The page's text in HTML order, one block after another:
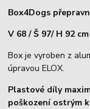
Box4Dogs
V 68 / Š 97/ H 92 cm
Box je vyroben z
úpravou ELOX.
Plastové díly
poškození ostrým